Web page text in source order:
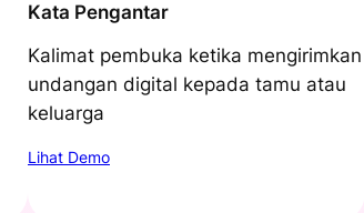
Kata Pengantar
Kalimat pembuka ketika mengirimkan
undangan digital kepada tamu atau
keluarga
Lihat Demo